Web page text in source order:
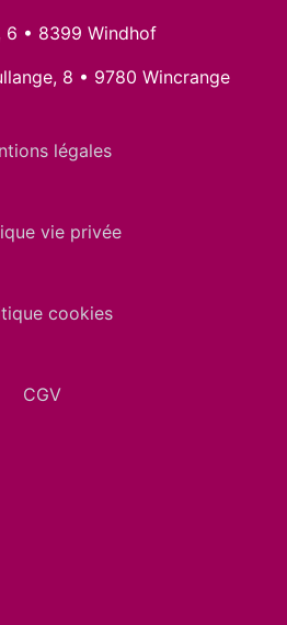
6 • 8399 Windhof
8 • 9780 Wincrange
légales
vie privée
cookies
CGV